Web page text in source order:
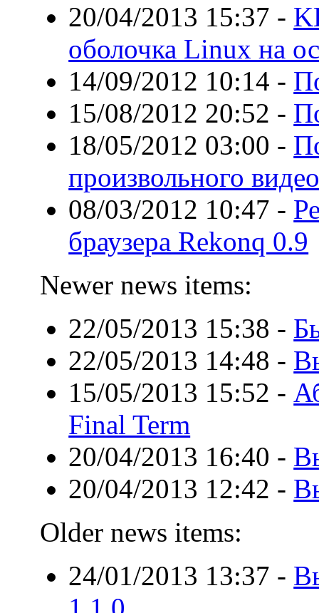
20/04/2013 15:37 -
оболочка Linux на
14/09/2012 10:14 -
15/08/2012 20:52 -
18/05/2012 03:00 -
произвольного
08/03/2012 10:47 -
браузера Rekonq 0.9
Newer news items:
22/05/2013 15:38 -
22/05/2013 14:48 -
15/05/2013 15:52 -
Final Term
20/04/2013 16:40 -
20/04/2013 12:42 -
Older news items:
24/01/2013 13:37 -